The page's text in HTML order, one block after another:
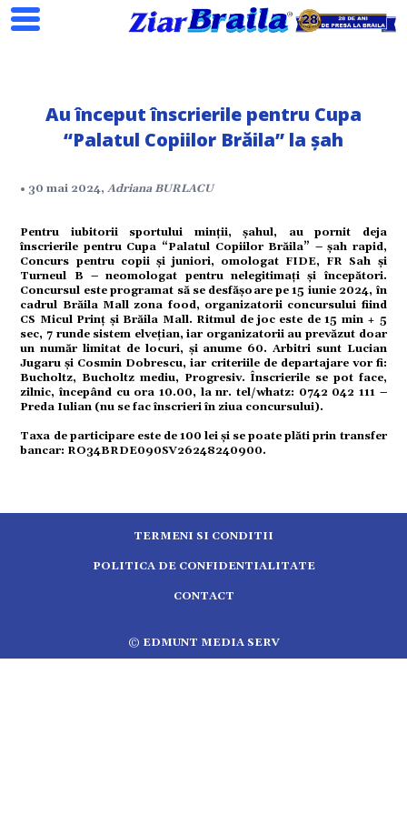
Au început înscrierile pentru Cupa
“Palatul Copiilor Brăila” la șah
• 30 mai 2024,Adriana BURLACU
Pentru iubitorii sportului minții, șahul, au pornit deja
înscrierile pentru Cupa “Palatul Copiilor Brăila” – șah rapid,
Concurs pentru copii și juniori, omologat FIDE, FR Sah și
Turneul B – neomologat pentru nelegitimați și începători.
Concursul este programat să se desfășoare pe 15 iunie 2024, în
cadrul Brăila Mall zona food, organizatorii concursului fiind
CS Micul Prinț și Brăila Mall. Ritmul de joc este de 15 min + 5
sec, 7 runde sistem elvețian, iar organizatorii au prevăzut doar
un număr limitat de locuri, și anume 60. Arbitri sunt Lucian
Jugaru și Cosmin Dobrescu, iar criteriile de departajare vor fi:
Bucholtz, Bucholtz mediu, Progresiv. Înscrierile se pot face,
zilnic, începând cu ora 10.00, la nr. tel/whatz: 0742 042 111 –
Preda Iulian (nu se fac înscrieri în ziua concursului).
Taxa de participare este de 100 lei și se poate plăti prin transfer
bancar: RO34BRDE090SV26248240900.
TERMENI SI CONDITII
POLITICA DE CONFIDENTIALITATE
CONTACT
© EDMUNT MEDIA SERV